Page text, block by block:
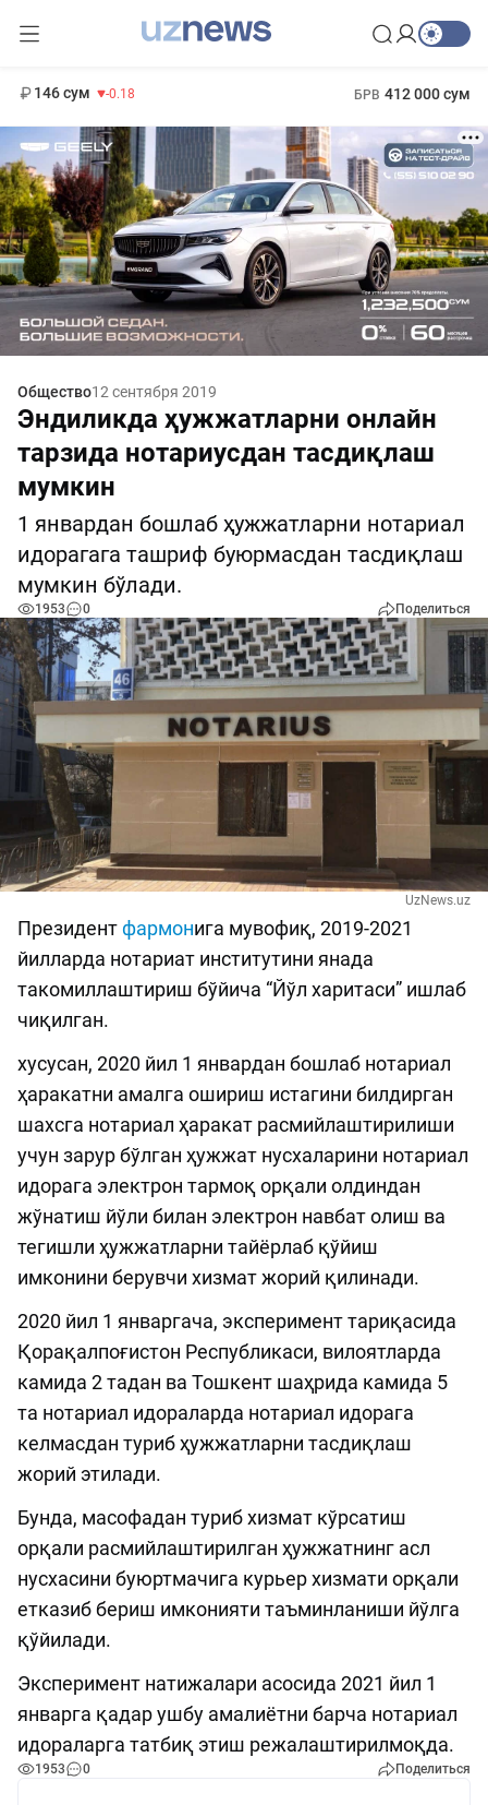
146 сум -0.18 БРВ 412 000 сум
Общество12 сентября 2019
Эндиликда ҳужжатларни онлайн
тарзида нотариусдан тасдиқлаш
мумкин
1 январдан бошлаб ҳужжатларни нотариал
идорагага ташриф буюрмасдан тасдиқлаш
мумкин бўлади.
1953 0 Поделиться
UzNews.uz
Президентфармонига мувофиқ, 2019-2021
йилларда нотариат институтини янада
такомиллаштириш бўйича “Йўл харитаси” ишлаб
чиқилган.
хусусан, 2020 йил 1 январдан бошлаб нотариал
ҳаракатни амалга ошириш истагини билдирган
шахсга нотариал ҳаракат расмийлаштирилиши
учун зарур бўлган ҳужжат нусхаларини нотариал
идорага электрон тармоқ орқали олдиндан
жўнатиш йўли билан электрон навбат олиш ва
тегишли ҳужжатларни тайёрлаб қўйиш
имконини берувчи хизмат жорий қилинади.
2020 йил 1 январгача, эксперимент тариқасида
Қорақалпоғистон Республикаси, вилоятларда
камида 2 тадан ва Тошкент шаҳрида камида 5
та нотариал идораларда нотариал идорага
келмасдан туриб ҳужжатларни тасдиқлаш
жорий этилади.
Бунда, масофадан туриб хизмат кўрсатиш
орқали расмийлаштирилган ҳужжатнинг асл
нусхасини буюртмачига курьер хизмати орқали
етказиб бериш имконияти таъминланиши йўлга
қўйилади.
Эксперимент натижалари асосида 2021 йил 1
январга қадар ушбу амалиётни барча нотариал
идораларга татбиқ этиш режалаштирилмоқда.
1953 0 Поделиться